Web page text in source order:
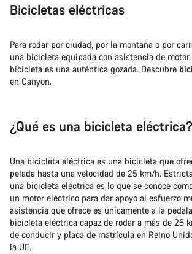
Bicicletas eléctricas
Para rodar por ciudad, por la montaña o por
una bicicleta equipada con asistencia de
bicicleta es una auténtica gozada. Descubre
en Canyon.
¿Qué es una bicicleta eléctrica?
Una bicicleta eléctrica es una bicicleta que
pelada hasta una velocidad de 25 km/h.
una bicicleta eléctrica es lo que se conoce
un motor eléctrico para dar apoyo al esfuerzo
asistencia que ofrece es únicamente a la
bicicleta eléctrica capaz de rodar a más de 25
de conducir y placa de matrícula en Reino
la UE.